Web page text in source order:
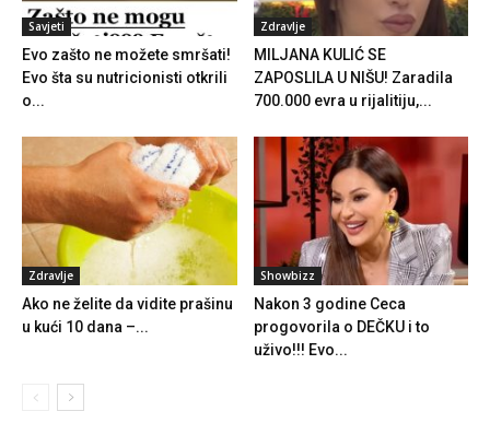
Savjeti
Evo zašto ne možete smršati!
Evo šta su nutricionisti otkrili
o...
Zdravlje
MILJANA KULIĆ SE
ZAPOSLILA U NIŠU! Zaradila
700.000 evra u rijalitiju,...
Zdravlje
Ako ne želite da vidite prašinu
u kući 10 dana –...
Showbizz
Nakon 3 godine Ceca
progovorila o DEČKU i to
uživo!!! Evo...